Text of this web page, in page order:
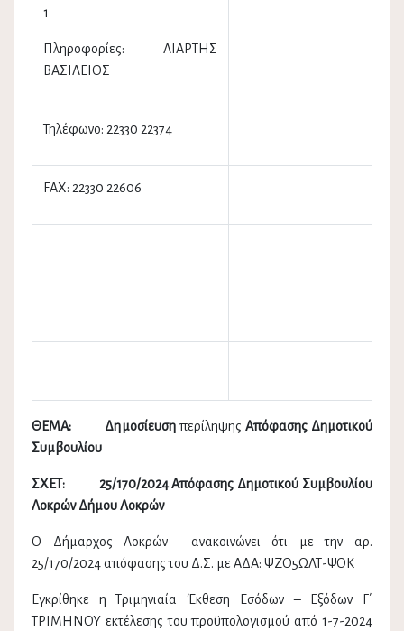
1
Πληροφορίες: ΛΙΑΡΤΗΣ
ΒΑΣΙΛΕΙΟΣ
Τηλέφωνο: 22330 22374
FAX: 22330 22606
ΘΕΜΑ: Δημοσίευσηπερίληψης Απόφασης Δημοτικού
Συμβουλίου
ΣΧΕΤ: 25/170/2024 Απόφασης Δημοτικού Συμβουλίου
Λοκρών Δήμου Λοκρών
Ο Δήμαρχος Λοκρών ανακοινώνει ότι με την αρ.
25/170/2024 απόφασης του Δ.Σ. με ΑΔΑ: ΨΖΟ5ΩΛΤ-ΨΟΚ
Εγκρίθηκε η Τριμηνιαία Έκθεση Εσόδων – Εξόδων Γ΄
ΤΡΙΜΗΝΟΥ εκτέλεσης του προϋπολογισμού από 1-7-2024